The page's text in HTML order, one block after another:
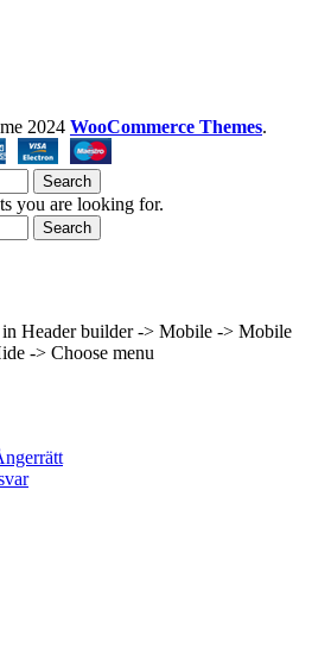
2024 WooCommerce Themes.
Search
you are looking for.
Search
in Header builder -> Mobile -> Mobile
-> Choose menu